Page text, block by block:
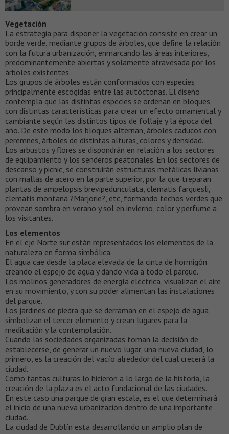
Vegetación
La estrategia para disponer la vegetación consiste en crear un
borde verde, mediante grupos de árboles, que define la relación
con la futura urbanización, enmarcando las áreas interiores,
predominantemente abiertas y solamente atravesada por los
árboles existentes.
Los grupos de árboles están conformados con especies
principalmente escogidas entre las autóctonas. El diseño
contempla que las distintas especies se ordenan en bloques
con distintas características para crear un efecto ornamental y
cambiante según las distintos tipos de follaje y la época del
año. De este modo los bloques alternan, árboles caducos con
peremnes, árboles de distintas alturas, colores y densidad.
Los arbustos y flores se dispondrán en relación a los sectores
de equipamiento y los senderos peatonales. En los sectores de
descanso y picnic, se construirán estructuras metálicas livianas
con mallas de acero en la parte superior, por la que treparan
plantas de ampelopsis brevipedunculata, clematis farguesli,
clematis montana ?Marjorie?, etc, formando techos verdes que
provean sombra en verano y sol en invierno, color y perfume a
los visitantes.
Los elementos
En el eje Norte sur están representados los elementos de la
naturaleza en forma simbólica.
El agua cae desde la placa elevada de la cinta de hormigón
creando el espejo de agua y dando vida a todo el parque.
Los molinos generadores de energía eléctrica, visualizan el aire
en su movimiento, y con su poder alimentan las instalaciones
del parque.
Los jardines de piedra que se derraman en el espejo de agua,
simbolizan el tercer elemento y crean lugares para la
meditación y la contemplación.
Cuando las sociedades organizadas toman la decisión de
establecerse, de generar un nuevo lugar, una nueva ciudad, lo
primero, es la creación del vacío alrededor del cual crecerá la
ciudad.
Como tantas culturas lo hicieron a lo largo de la historia, la
creación de la plaza es el acto fundacional de las ciudades.
En este caso una parque de gran escala, es el que determinará
el inicio de una nueva urbanización dentro de una importante
ciudad.
La ciudad de Dublín esta desarrollando un amplio plan de